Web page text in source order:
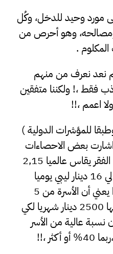
مورد وحيد للدخل، وكُل
وهو أحرص من
.
نعد نعرف من منهم
فقط ،! ولكننا متفقين
اعمم ،!!
للمؤشرات الدولية )
بعض الاحصاءات
الدولية أخيرا بأن مستوى خط الفقر يقاس عالميا 2,15
دولار يوميا هذا ما يساوي حوالي 16 دينار ليبي يوميا
الحوالي 500 دينار شهري، هذا يعني أن الأسرة من 5
أشخاص تحتاج أن يتجاوز دخلها 2500 دينار شهريا لكي
عالية من الأسر
،!!